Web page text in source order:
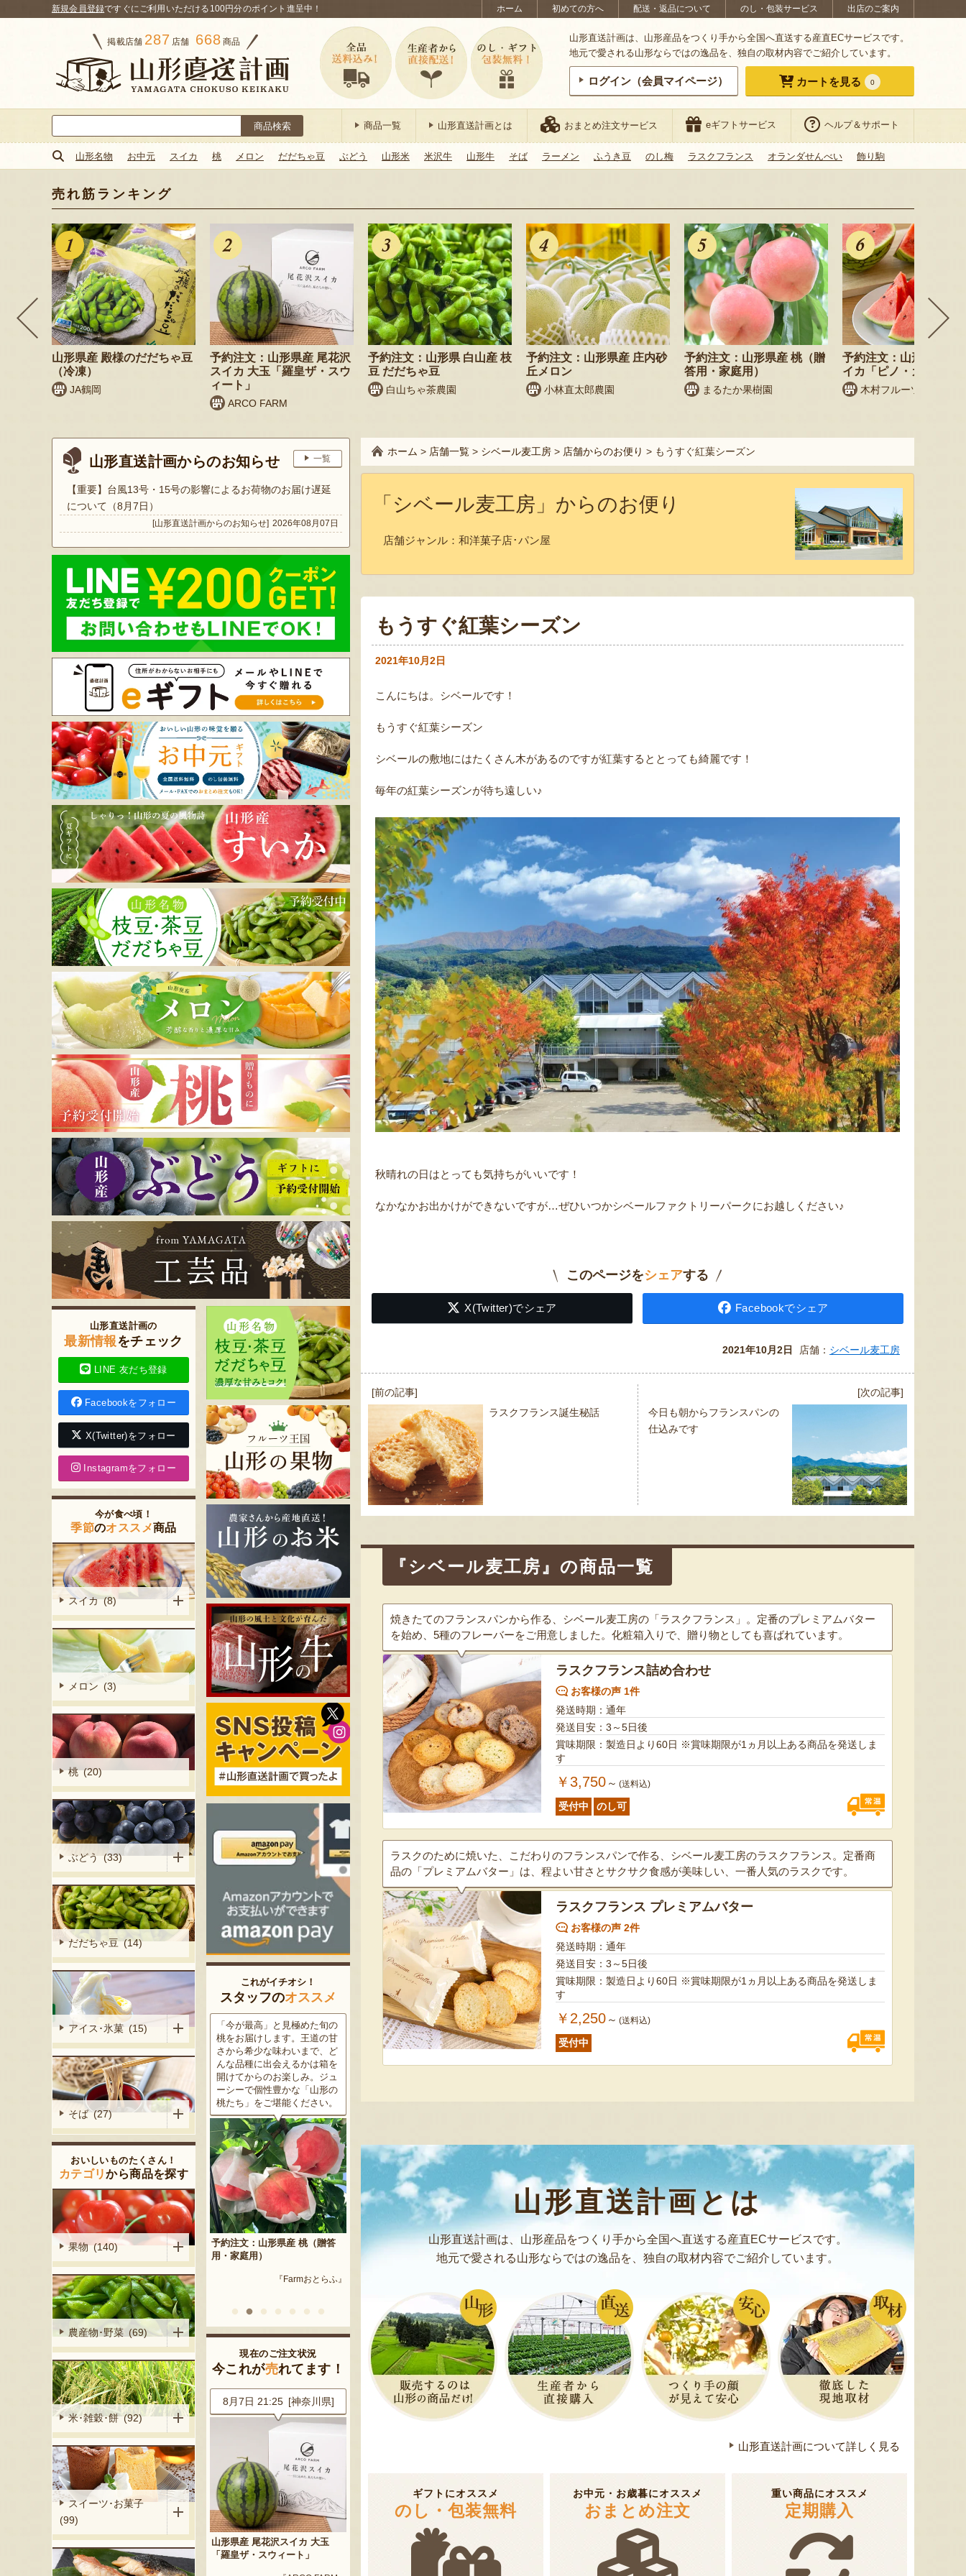
ホーム 初めての方へ 配送・返品について のし・包装サービス 出店のご案内
新規会員登録ですぐにご利用いただける100円分のポイント進呈中！
掲載店舗 287 店舗 668 商品
山形直送計画は、山形産品をつくり手から全国へ直送する産直ECサービスです。
地元で愛される山形ならではの逸品を、独自の取材内容でご紹介しています。
ログイン（会員マイページ） カートを見る 0
索:
商品一覧 山形直送計画とは おまとめ注文サービス eギフトサービス ヘルプ＆サポート
山形名物 お中元 スイカ 桃 メロン だだちゃ豆 ぶどう 山形米 米沢牛 山形牛 そば ラーメン ふうき豆 のし梅 ラスクフランス オランダせんべい 飾り駒
売れ筋ランキング
山形県産 殿様のだだちゃ豆
（冷凍）
JA鶴岡
予約注文：山形県産 尾花沢
スイカ 大玉「羅皇ザ・スウ
ィート」
ARCO FARM
予約注文：山形県 白山産 枝
豆 だだちゃ豆
白山ちゃ茶農園
予約注文：山形県産 庄内砂
丘メロン
小林直太郎農園
予約注文：山形県産 桃（贈
答用・家庭用）
まるたか果樹園
予約注文：山形県産 小
イカ「ピノ・ガール」
木村フルーツ
山形直送計画からのお知らせ 一覧
【重要】台風13号・15号の影響によるお荷物のお届け遅延
について（8月7日）
[山形直送計画からのお知らせ] 2026年08月07日
ホーム > 店舗一覧 > シベール麦工房 > 店舗からのお便り > もうすぐ紅葉シーズン
「シベール麦工房」からのお便り
店舗ジャンル： 和洋菓子店･パン屋
もうすぐ紅葉シーズン
2021年10月2日
こんにちは。シベールです！
もうすぐ紅葉シーズン
シベールの敷地にはたくさん木があるのですが紅葉するととっても綺麗です！
毎年の紅葉シーズンが待ち遠しい♪
秋晴れの日はとっても気持ちがいいです！
なかなかお出かけができないですが…ぜひいつかシベールファクトリーパークにお越しください♪
このページをシェアする
X(Twitter)でシェア Facebookでシェア
2021年10月2日 店舗： シベール麦工房
投
ビ
ゲ
ー
シ
ョ
[前の記事]
ラスクフランス誕生秘話
[次の記事]
今日も朝からフランスパンの
仕込みです
『シベール麦工房』の商品一覧
焼きたてのフランスパンから作る、シベール麦工房の「ラスクフランス」。定番のプレミアムバター
を始め、5種のフレーバーをご用意しました。化粧箱入りで、贈り物としても喜ばれています。
ラスクフランス詰め合わせ
お客様の声 1件
発送時期：通年
発送目安：3～5日後
賞味期限：製造日より60日 ※賞味期限が1ヵ月以上ある商品を発送しま
す
￥3,750 ～ (送料込)
受付中 のし可
ラスクのために焼いた、こだわりのフランスパンで作る、シベール麦工房のラスクフランス。定番商
品の「プレミアムバター」は、程よい甘さとサクサク食感が美味しい、一番人気のラスクです。
ラスクフランス プレミアムバター
お客様の声 2件
発送時期：通年
発送目安：3～5日後
賞味期限：製造日より60日 ※賞味期限が1ヵ月以上ある商品を発送しま
す
￥2,250 ～ (送料込)
受付中
山形直送計画とは
山形直送計画は、山形産品をつくり手から全国へ直送する産直ECサービスです。
地元で愛される山形ならではの逸品を、独自の取材内容でご紹介しています。
山形直送計画について詳しく見る
ギフトにオススメ
のし・包装無料
お中元・お歳暮にオススメ
おまとめ注文
重い商品にオススメ
定期購入
山形直送計画の
最新情報をチェック
LINE 友だち登録
Facebookをフォロー
X(Twitter)をフォロー
Instagramをフォロー
今が食べ頃！
季節のオススメ商品
スイカ (8)
メロン (3)
桃 (20)
ぶどう (33)
だだちゃ豆 (14)
アイス･氷菓 (15)
そば (27)
おいしいものたくさん！
カテゴリから商品を探す
果物 (140)
農産物･野菜 (69)
米･雑穀･餅 (92)
スイーツ･お菓子
(99)
これがイチオシ！
スタッフのオススメ
フデザイン』
「今が最高」と見極めた旬の
桃をお届けします。王道の甘
さから希少な味わいまで、ど
んな品種に出会えるかは箱を
開けてからのお楽しみ。ジュ
ーシーで個性豊かな「山形の
桃たち」をご堪能ください。
予約注文：山形県産 桃（贈答
用・家庭用）
『Farmおとらふ』
米沢牛は、非常に厳しい条件
をクリアした最高級のブラン
ド牛。美しいサシ・きめ細か
な肉質・とろける食感・濃厚
な旨味、すべてが抜群です。
高級感のある黒化粧箱入りの
ため、大切な人への贈り物に
どうぞ！
米沢牛
『肉匠えんどう』
三和油脂の看板商品「まいに
ちのこめ油」は、新鮮な国産
の「米ぬか」から作られた食
用油。油特有の臭いやクセが
果樹栽培が盛んな東根市で育
った「白桃」。あえて大玉で
はなく、美味しさや食感を重
視した「中玉」にこだわって
予約注文：山形県産 桃（贈答
『栗原果樹園』
色とりどりのフルーツがぎゅ
組み合わせやカットの仕方に
ミックスゼリー
たスイートコーン「おおも
の」。存在感のある大きさ
と、果物にも負けない濃厚な
予約注文：山形県産トウモロコ
シ「おおもの」
現在のご注文状況
今これが売れてます！
るねアニマ
8月7日 21:25 [神奈川県]
山形県産 尾花沢スイカ 大玉
「羅皇ザ・スウィート」
8月7日 21:20 [宮城県]
三元豚のハム・ソーセージ詰め
合わせ
8月7日 20:07 [山形県]
ぶどうジュース 飲み比べセット
『大野農園 Rapporti』
8月7日 18:02 [東京都]
山形県産 種なしぶどう デラウ
8月7日 22:25 [新潟県]
ムースケーキ「おひるねアニマ
ルズ」
8月7日 21:25 [神奈川県]
山形県産 尾花沢スイカ 大玉
「羅皇ザ・スウィート」